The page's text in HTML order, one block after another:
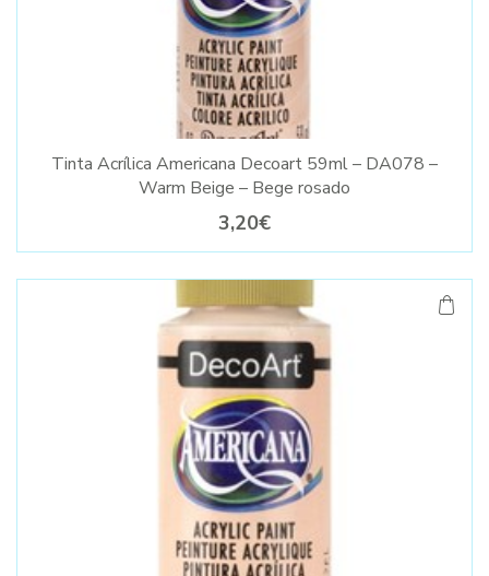
Tinta Acrílica Americana Decoart 59ml – DA078 –
Warm Beige – Bege rosado
3,20€